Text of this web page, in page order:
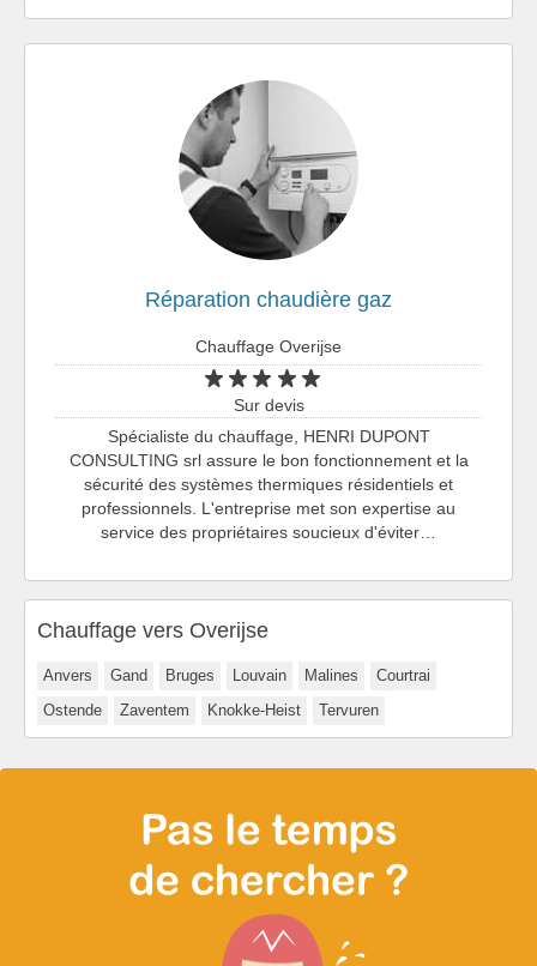
Réparation chaudière gaz
Chauffage Overijse
Sur devis
Spécialiste du chauffage, HENRI DUPONT
CONSULTING srl assure le bon fonctionnement et la
sécurité des systèmes thermiques résidentiels et
professionnels. L'entreprise met son expertise au
service des propriétaires soucieux d'éviter…
Chauffage vers Overijse
Anvers Gand Bruges Louvain Malines
Courtrai
Ostende
Zaventem Knokke-Heist Tervuren